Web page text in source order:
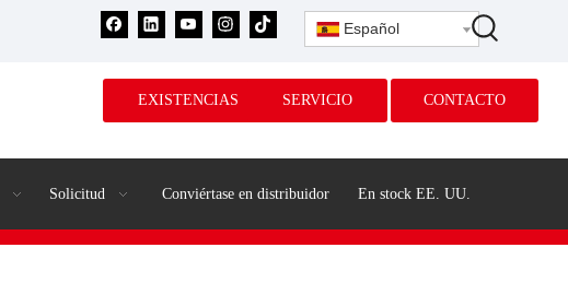
Español
EXISTENCIAS SERVICIO CONTACTO
Solicitud Conviértase en distribuidor En stock EE. UU.